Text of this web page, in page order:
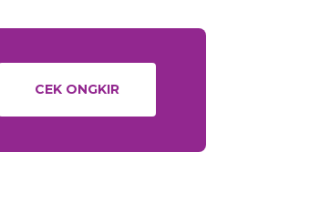
CEK ONGKIR